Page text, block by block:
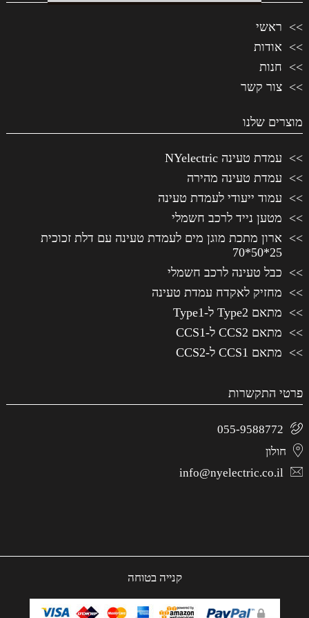
ראשי
אודות
חנות
צור קשר
מוצרים שלנו
עמדת טעינה NYelectric
עמדת טעינה מהירה
עמוד ייעודי לעמדת טעינה
מטען נייד לרכב חשמלי
ארון מתכת מוגן מים לעמדת טעינה עם דלת זכוכית
25*50*70
כבל טעינה לרכב חשמלי
מחזיק לאקדח עמדת טעינה
מתאם Type2 ל-Type1
מתאם CCS2 ל-CCS1
מתאם CCS1 ל-CCS2
פרטי התקשרות
055-9588772
חולון
info@nyelectric.co.il
קנייה בטוחה